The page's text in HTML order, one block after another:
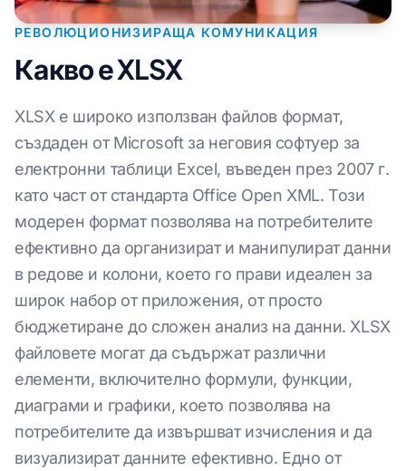
РЕВОЛЮЦИОНИЗИРАЩА КОМУНИКАЦИЯ
Какво е XLSX
XLSX е широко използван файлов формат,
създаден от Microsoft за неговия софтуер за
електронни таблици Excel, въведен през 2007 г.
като част от стандарта Office Open XML. Този
модерен формат позволява на потребителите
ефективно да организират и манипулират данни
в редове и колони, което го прави идеален за
широк набор от приложения, от просто
бюджетиране до сложен анализ на данни. XLSX
файловете могат да съдържат различни
елементи, включително формули, функции,
диаграми и графики, което позволява на
потребителите да извършват изчисления и да
визуализират данните ефективно. Едно от